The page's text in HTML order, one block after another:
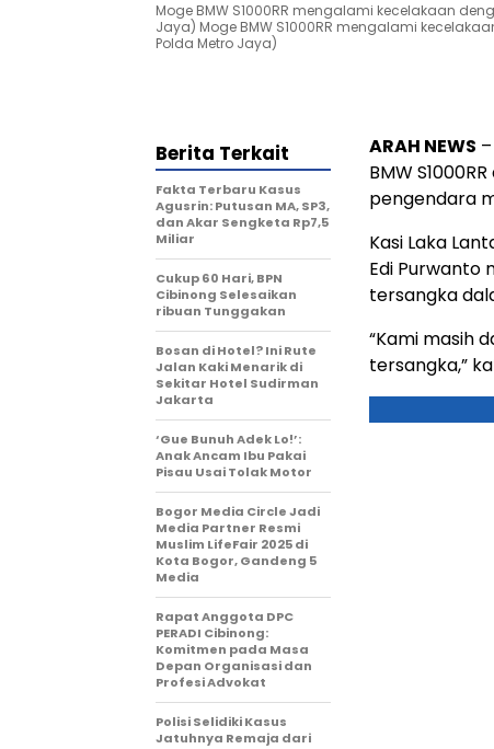
Moge BMW S1000RR mengalami kecelakaan
Jaya) Moge BMW S1000RR mengalami
Polda Metro Jaya)
ARAH NEWS
BMW
pengendara
Kasi Laka
Edi Purwanto
tersangka
“Kami masih
tersangka,”
Berita Terkait
Fakta Terbaru Kasus
Agusrin: Putusan MA, SP3,
dan Akar Sengketa Rp7,5
Miliar
Cukup 60 Hari, BPN
Cibinong Selesaikan
ribuan Tunggakan
Bosan di Hotel? Ini Rute
Jalan Kaki Menarik di
Sekitar Hotel Sudirman
Jakarta
‘Gue Bunuh Adek Lo!’:
Anak Ancam Ibu Pakai
Pisau Usai Tolak Motor
Bogor Media Circle Jadi
Media Partner Resmi
Muslim LifeFair 2025 di
Kota Bogor, Gandeng 5
Media
Rapat Anggota DPC
PERADI Cibinong:
Komitmen pada Masa
Depan Organisasi dan
Profesi Advokat
Polisi Selidiki Kasus
Jatuhnya Remaja dari